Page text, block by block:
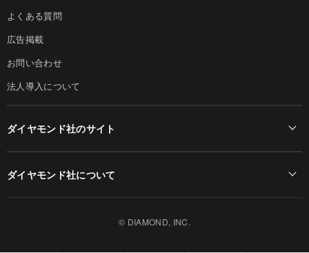
よくある質問
広告掲載
お問い合わせ
法人導入について
ダイヤモンド社のサイト
ダイヤモンド社について
© DIAMOND, INC.